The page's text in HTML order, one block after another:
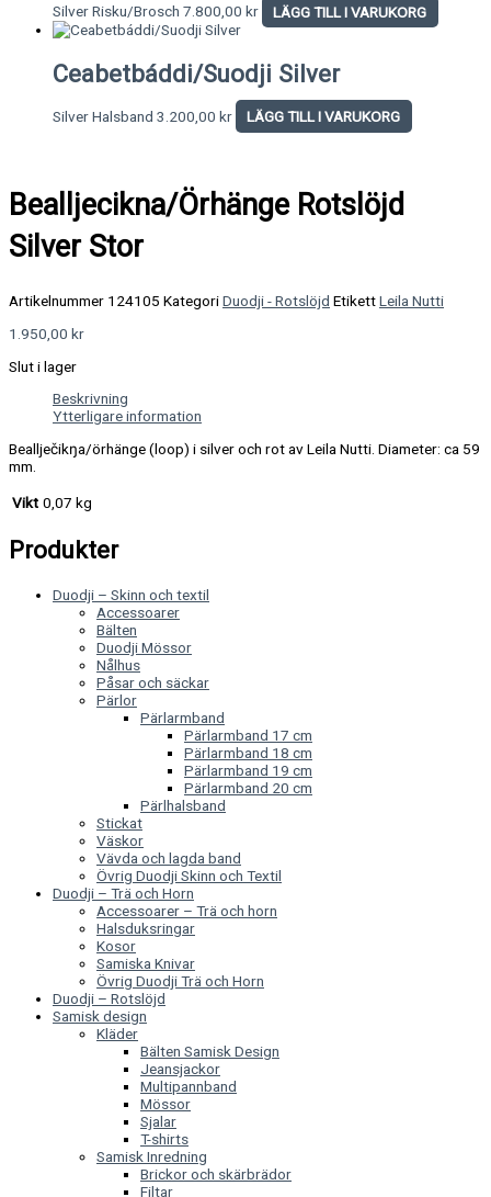
Silver Risku/Brosch 7.800,00 kr LÄGG TILL I VARUKORG
Ceabetbáddi/Suodji Silver
Silver Halsband 3.200,00 kr LÄGG TILL I VARUKORG
Bealljecikna/Örhänge Rotslöjd
Silver Stor
Artikelnummer 124105 KategoriDuodji - Rotslöjd EtikettLeila Nutti
1.950,00 kr
Slut i lager
Beskrivning
Ytterligare information
Beallječikŋa/örhänge (loop) i silver och rot av Leila Nutti. Diameter: ca 59
mm.
Vikt 0,07 kg
Produkter
Duodji – Skinn och textil
Accessoarer
Bälten
Duodji Mössor
Nålhus
Påsar och säckar
Pärlor
Pärlarmband
Pärlarmband 17 cm
Pärlarmband 18 cm
Pärlarmband 19 cm
Pärlarmband 20 cm
Pärlhalsband
Stickat
Väskor
Vävda och lagda band
Övrig Duodji Skinn och Textil
Duodji – Trä och Horn
Accessoarer – Trä och horn
Halsduksringar
Kosor
Samiska Knivar
Övrig Duodji Trä och Horn
Duodji – Rotslöjd
Samisk design
Kläder
Bälten Samisk Design
Jeansjackor
Multipannband
Mössor
Sjalar
T-shirts
Samisk Inredning
Brickor och skärbrädor
Filtar